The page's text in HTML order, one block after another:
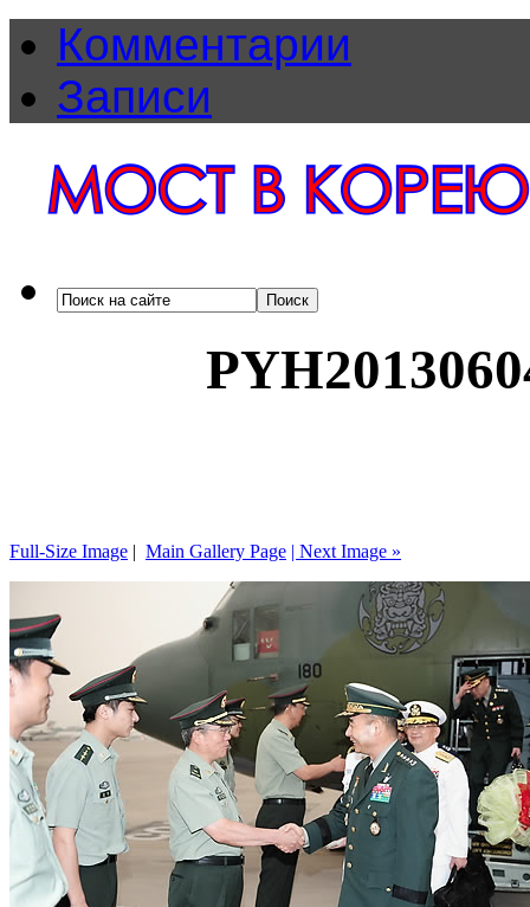
Комментарии
Записи
Full-Size Image | Main Gallery Page | Next Image »